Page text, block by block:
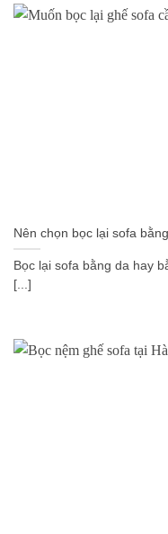
Nên chọn bọc lại sofa
Bọc lại sofa bằng da hay
[...]